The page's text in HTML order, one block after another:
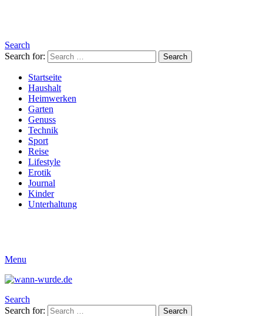
Search
Search for:
Search
Startseite
Haushalt
Heimwerken
Garten
Genuss
Technik
Sport
Reise
Lifestyle
Erotik
Journal
Kinder
Unterhaltung
Menu
Search
Search for:
Search